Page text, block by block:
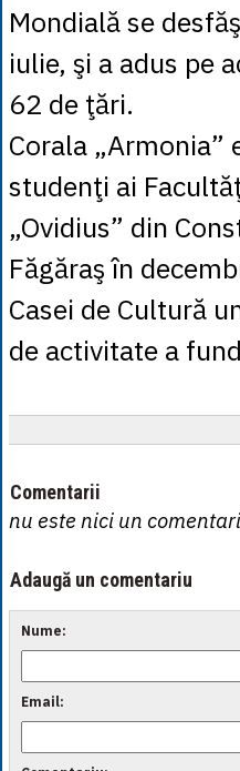
Mondială se
iulie, şi a adus pe
62 de ţări.
Corala
studenţi ai
„Ovidius” din
Făgăraş în
Casei de Cultură
de activitate a
Comentarii
nu este nici un
Adaugă un comentariu
Nume:
Email: